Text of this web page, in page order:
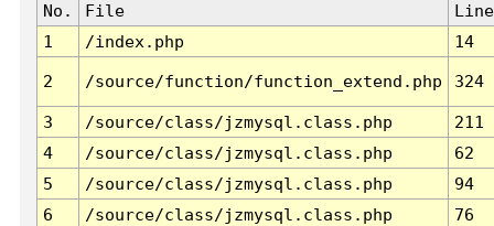
No. File
Line
1
/index.php 14
2 /source/function/function_extend.php 324
3 /source/class/jzmysql.class.php
211
4
/source/class/jzmysql.class.php
62
5
/source/class/jzmysql.class.php
94
6
/source/class/jzmysql.class.php 76